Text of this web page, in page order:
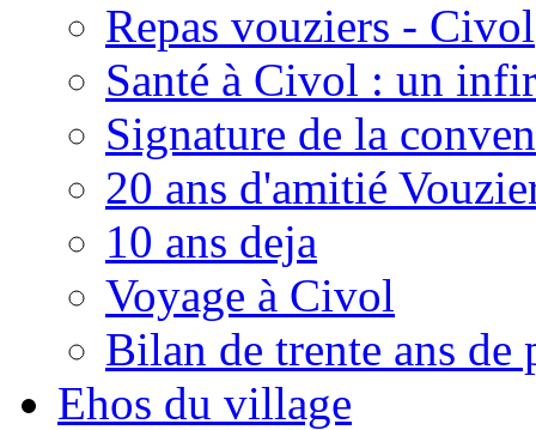
Repas vouziers - Civol
Santé à Civol : un
Signature de la
20 ans d'amitié
10 ans deja
Voyage à Civol
Bilan de trente ans
Ehos du village